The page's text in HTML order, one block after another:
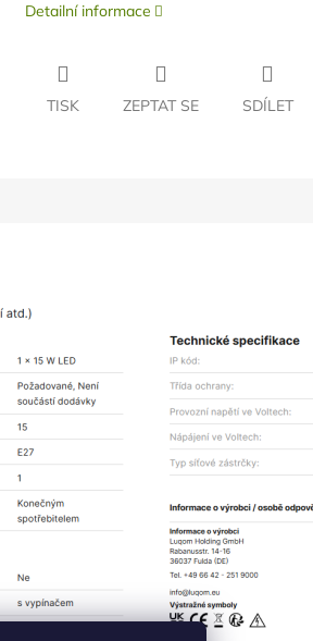
Detailní informace
TISK ZEPTAT SE SDÍLET